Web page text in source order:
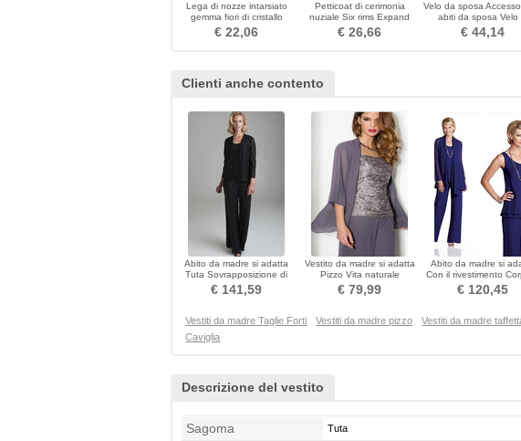
Lega di nozze intarsiato
gemma fiori di cristallo
collana & ciondolo
€ 22,06
Petticoat di cerimonia
nuziale Six rims Expand
Width di stringa Vestito
pieno regolabile
€ 26,66
Velo da sposa
abiti da sposa Velo
perline fatto a mano
squisito
€ 44,14
Clienti anche contento
Abito da madre si adatta
Tuta Sovrapposizione di
pizzo Drappeggiato
€ 141,59
Vestito da madre si adatta
Pizzo Vita naturale
Lunghezza alla caviglia
€ 79,99
Abito da madre si
Con il rivestimento
mela Delicato
€ 120,45
Vestiti da madre Taglie Forti Vestiti da madre pizzo Vestiti da madre
Caviglia
Descrizione del vestito
Sagoma Tuta